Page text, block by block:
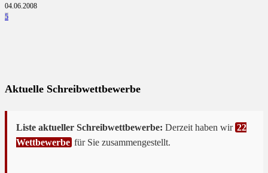
04.06.2008
5
Aktuelle Schreibwettbewerbe
Liste aktueller Schreibwettbewerbe: Derzeit haben wir 22
Wettbewerbe für Sie zusammengestellt.